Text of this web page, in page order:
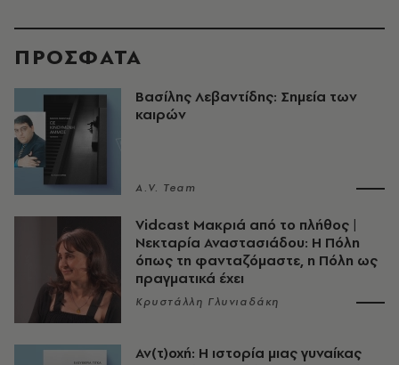
ΠΡΟΣΦΑΤΑ
Βασίλης Λεβαντίδης: Σημεία των
καιρών
A.V. Team
Vidcast Μακριά από το πλήθος |
Νεκταρία Αναστασιάδου: Η Πόλη
όπως τη φανταζόμαστε, η Πόλη ως
πραγματικά έχει
Κρυστάλλη Γλυνιαδάκη
Αν(τ)οχή: Η ιστορία μιας γυναίκας